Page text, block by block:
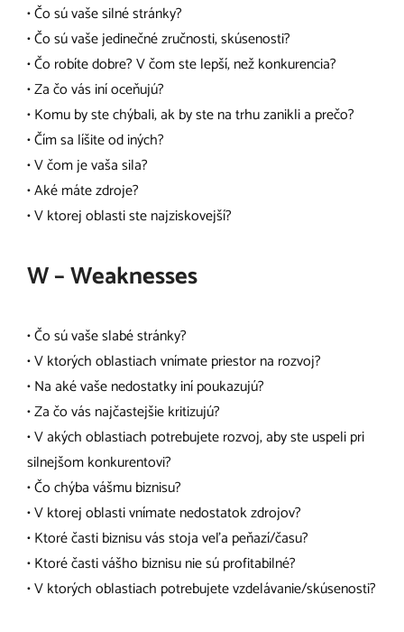
• Čo sú vaše silné stránky?
• Čo sú vaše jedinečné zručnosti, skúsenosti?
• Čo robíte dobre? V čom ste lepší, než konkurencia?
• Za čo vás iní oceňujú?
• Komu by ste chýbali, ak by ste na trhu zanikli a prečo?
• Čím sa líšite od iných?
• V čom je vaša sila?
• Aké máte zdroje?
• V ktorej oblasti ste najziskovejší?
W – Weaknesses
• Čo sú vaše slabé stránky?
• V ktorých oblastiach vnímate priestor na rozvoj?
• Na aké vaše nedostatky iní poukazujú?
• Za čo vás najčastejšie kritizujú?
• V akých oblastiach potrebujete rozvoj, aby ste uspeli pri
silnejšom konkurentovi?
• Čo chýba vášmu biznisu?
• V ktorej oblasti vnímate nedostatok zdrojov?
• Ktoré časti biznisu vás stoja veľa peňazí/času?
• Ktoré časti vášho biznisu nie sú profitabilné?
• V ktorých oblastiach potrebujete vzdelávanie/skúsenosti?